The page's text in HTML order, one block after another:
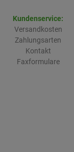
Kundenservice:
Versandkosten
Zahlungsarten
Kontakt
Faxformulare